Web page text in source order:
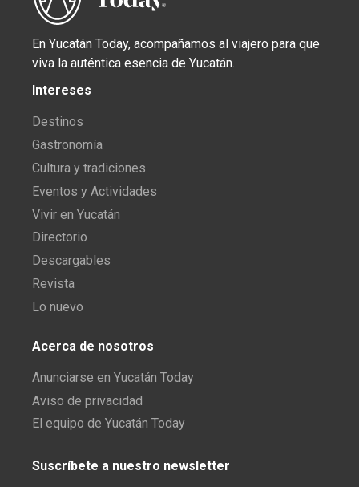
En Yucatán Today, acompañamos al viajero para que
viva la auténtica esencia de Yucatán.
Intereses
Destinos
Gastronomía
Cultura y tradiciones
Eventos y Actividades
Vivir en Yucatán
Directorio
Descargables
Revista
Lo nuevo
Acerca de nosotros
Anunciarse en Yucatán Today
Aviso de privacidad
El equipo de Yucatán Today
Suscríbete a nuestro newsletter